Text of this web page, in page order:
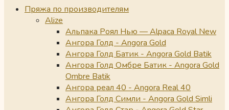
Пряжа по производителям
Alize
Альпака Роял Нью — Alpaca Royal New
Ангора Голд - Angora Gold
Ангора Голд Батик - Angora Gold Batik
Ангора Голд Омбре Батик - Angora Gold
Ombre Batik
Ангора реал 40 - Angora Real 40
Ангора Голд Симли - Angora Gold Simli